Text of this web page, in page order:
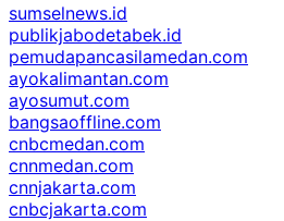
sumselnews.id
publikjabodetabek.id
pemudapancasilamedan.com
ayokalimantan.com
ayosumut.com
bangsaoffline.com
cnbcmedan.com
cnnmedan.com
cnnjakarta.com
cnbcjakarta.com